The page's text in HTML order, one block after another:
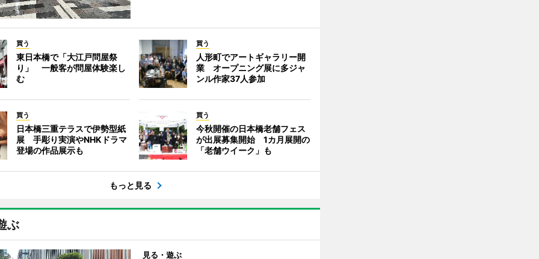
買う
東日本橋で「大江戸問屋祭
り」 一般客が問屋体験楽し
む
買う
人形町でアートギャラリー開
業 オープニング展に多ジャ
ンル作家37人参加
買う
日本橋三重テラスで伊勢型紙
展 手彫り実演やNHKドラマ
登場の作品展示も
買う
今秋開催の日本橋老舗フェス
が出展募集開始 1カ月展開の
「老舗ウイーク」も
もっと見る
ぶ
見る・遊ぶ